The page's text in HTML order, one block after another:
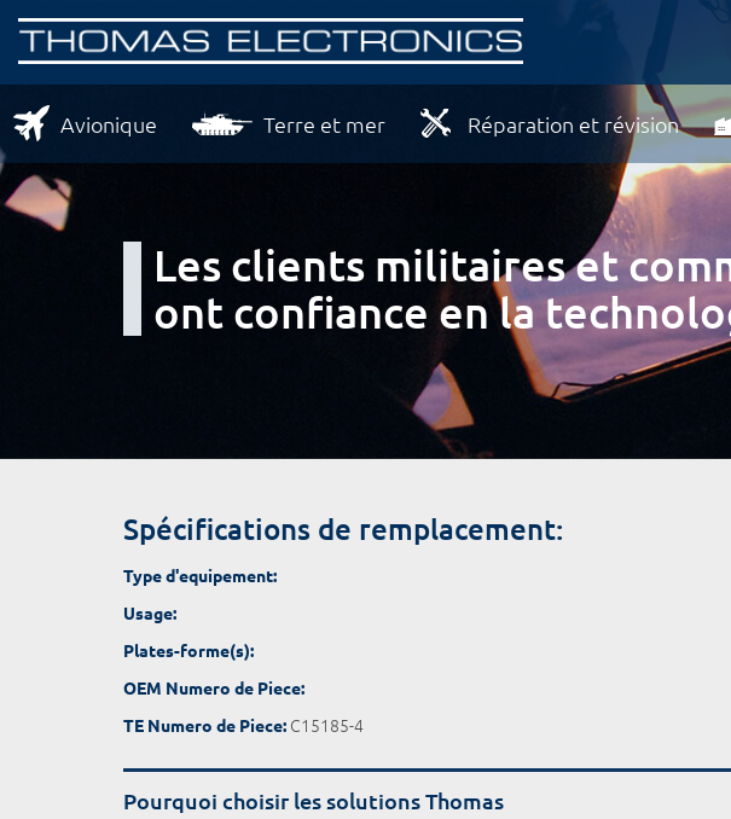
Avionique Terre et mer Réparation et révision
Les clients militaires et
ont confiance en la
Spécifications de remplacement:
Type d'equipement:
Usage:
Plates-forme(s):
OEM Numero de Piece:
TE Numero de Piece: C15185-4
Pourquoi choisir les solutions Thomas